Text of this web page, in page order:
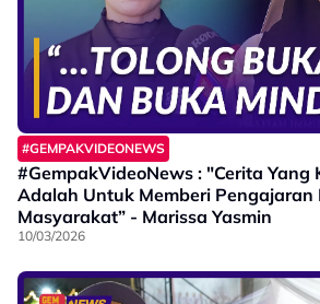
#GEMPAKVIDEONEWS
#GempakVideoNews : "Cerita Yang
Adalah Untuk Memberi Pengajaran
Masyarakat” - Marissa Yasmin
10/03/2026